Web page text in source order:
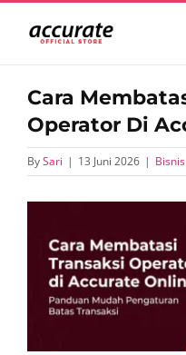
content
Cara
Operator Di
BySari | 13 Juni 2026 | Bisnis
Larger
Image